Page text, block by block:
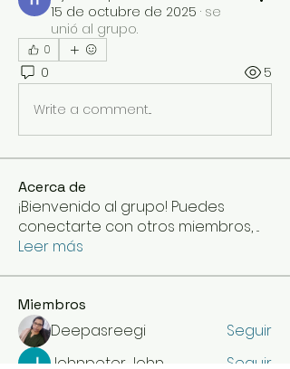
15 de octubre de 2025 · se
unió al grupo.
0
0 5
Write a comment...
Acerca de
¡Bienvenido al grupo! Puedes
conectarte con otros miembros,...
Leer más
Miembros
Deepasreegi
Seguir
Johnpeter John
Seguir